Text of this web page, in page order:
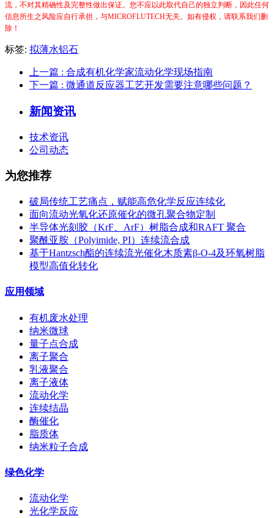
流，不对其精确性及完整性做出保证。您不应以此取代自己的独立判断，因此任何
信息所生之风险应自行承担，与MICROFLUTECH无关。如有侵权，请联系我们删
除！
标签: 拟薄水铝石
上一篇 : 合成有机化学家流动化学现场指南
下一篇 : 微通道反应器工艺开发需要注意哪些问题？
新闻资讯
技术资讯
公司动态
为您推荐
破局传统工艺痛点，赋能高危化学反应连续化
面向流动光氧化还原催化的微孔聚合物定制
半导体光刻胶（KrF、ArF）树脂合成和RAFT 聚合
聚酰亚胺（Polyimide, PI）连续流合成
基于Hantzsch酯的连续流光催化木质素β-O-4及环氧树脂
模型高值化转化
应用领域
有机废水处理
纳米微球
量子点合成
离子聚合
乳液聚合
离子液体
流动化学
连续结晶
酶催化
脂质体
纳米粒子合成
绿色化学
流动化学
光化学反应